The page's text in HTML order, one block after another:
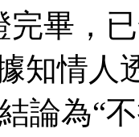
完畢，
知情
論為“